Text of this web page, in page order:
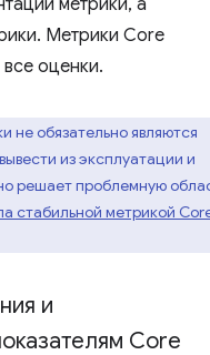
Метрики Core
оценки.
не обязательно являются
из эксплуатации и
решает проблемную
стабильной метрикой
и
Core